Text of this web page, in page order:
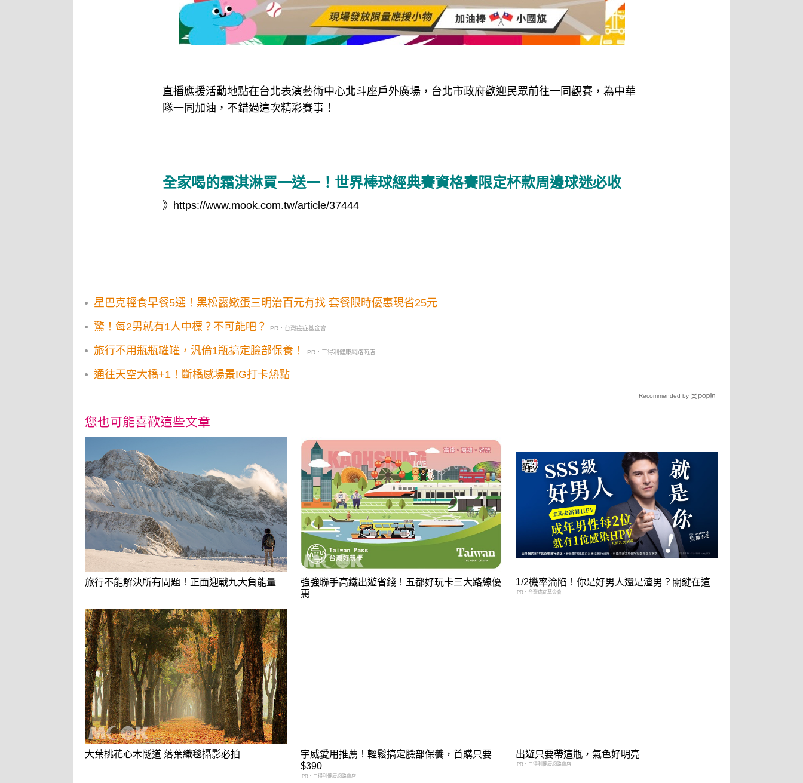
直播應援活動地點在台北表演藝術中心北斗座戶外廣場，台北市政府歡迎民眾前往一同觀賽，為中華
隊一同加油，不錯過這次精彩賽事！
全家喝的霜淇淋買一送一！世界棒球經典賽資格賽限定杯款周邊球迷必收
》 https://www.mook.com.tw/article/37444
星巴克輕食早餐5選！黑松露嫩蛋三明治百元有找 套餐限時優惠現省25元
驚！每2男就有1人中標？不可能吧？
PR・台灣癌症基金會
旅行不用瓶瓶罐罐，汎倫1瓶搞定臉部保養！ PR・三得利健康網路商店
通往天空大橋+1！斷橋感場景IG打卡熱點
Recommended by
您也可能喜歡這些文章
旅行不能解決所有問題！正面迎戰九大負能量
強強聯手高鐵出遊省錢！五都好玩卡三大路線優
惠
1/2機率淪陷！你是好男人還是渣男？關鍵在這
PR・台灣癌症基金會
大葉桃花心木隧道 落葉織毯攝影必拍
宇威愛用推薦！輕鬆搞定臉部保養，首購只要
$390
PR・三得利健康網路商店
出遊只要帶這瓶，氣色好明亮
PR・三得利健康網路商店